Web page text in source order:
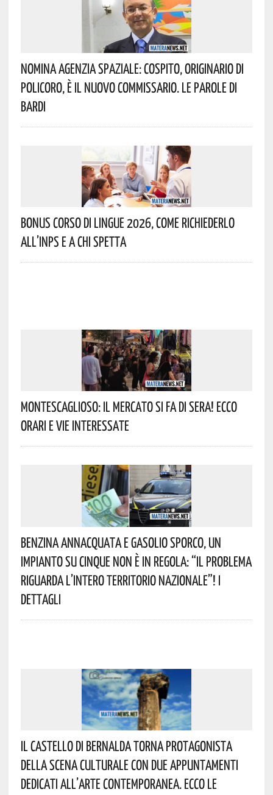
Nomina Agenzia Spaziale: Cospito, Originario Di
Policoro, È Il Nuovo Commissario. Le Parole Di
Bardi
Bonus Corso Di Lingue 2026, Come Richiederlo
All’INPS E A Chi Spetta
Montescaglioso: Il Mercato Si Fa Di Sera! Ecco
Orari E Vie Interessate
Benzina Annacquata E Gasolio Sporco, Un
Impianto Su Cinque Non È In Regola: “il Problema
Riguarda L’intero Territorio Nazionale”! I
Dettagli
Il Castello Di Bernalda Torna Protagonista
Della Scena Culturale Con Due Appuntamenti
Dedicati All’arte Contemporanea. Ecco Le